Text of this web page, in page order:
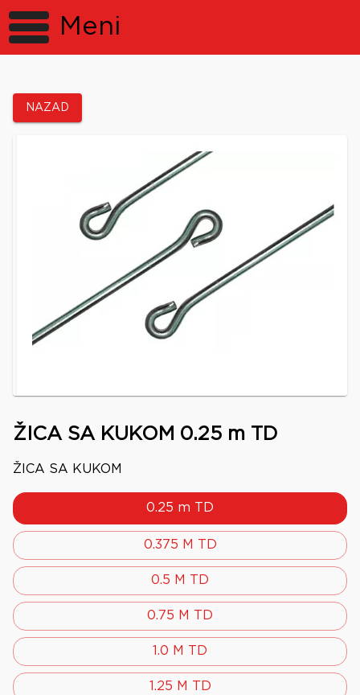
Meni
NAZAD
ŽICA SA KUKOM 0.25 m TD
ŽICA SA KUKOM
0.25 m TD
0.375 M TD
0.5 M TD
0.75 M TD
1.0 M TD
1.25 M TD